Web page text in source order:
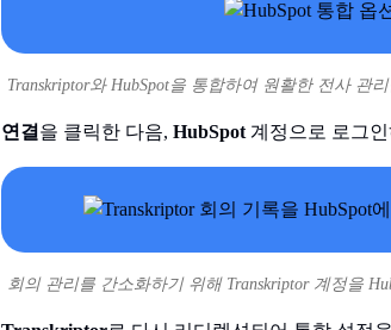
Transkriptor와 HubSpot을 통합하여 원활한 전사 관
연결 을 클릭한 다음, HubSpot 계정으로 로그
회의 관리를 간소화하기 위해 Transkriptor 계정을